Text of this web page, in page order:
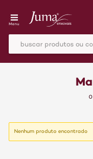
Menu
0
Nenhum produto encontrado